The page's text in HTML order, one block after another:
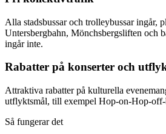
Alla stadsbussar och trolleybussar ingår,
Untersbergbahn, Mönchsbergsliften och
ingår inte.
Rabatter på konserter och
Attraktiva rabatter på kulturella
utflyktsmål, till exempel Hop-on-Hop-off-
Så fungerar det